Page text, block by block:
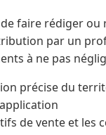
faire rédiger ou
par un
à ne pas
précise du
de vente et les